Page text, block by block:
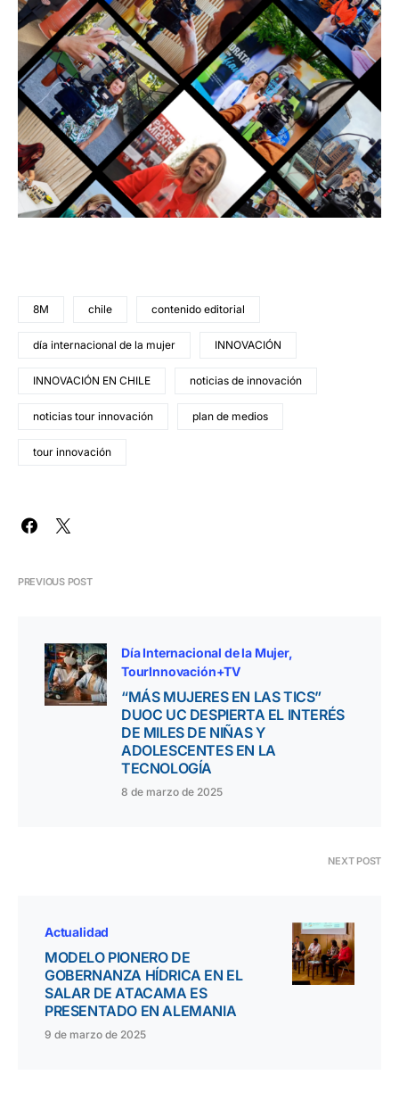
8M chile contenido editorial
día internacional de la mujer INNOVACIÓN
INNOVACIÓN EN CHILE noticias de innovación
noticias tour innovación plan de medios
tour innovación
PREVIOUS POST
Día Internacional de la Mujer
TourInnovación+TV
“MÁS MUJERES EN LAS TICS”
DUOC UC DESPIERTA EL INTERÉS
DE MILES DE NIÑAS Y
ADOLESCENTES EN LA
TECNOLOGÍA
8 de marzo de 2025
NEXT POST
Actualidad
MODELO PIONERO DE
GOBERNANZA HÍDRICA EN EL
SALAR DE ATACAMA ES
PRESENTADO EN ALEMANIA
9 de marzo de 2025